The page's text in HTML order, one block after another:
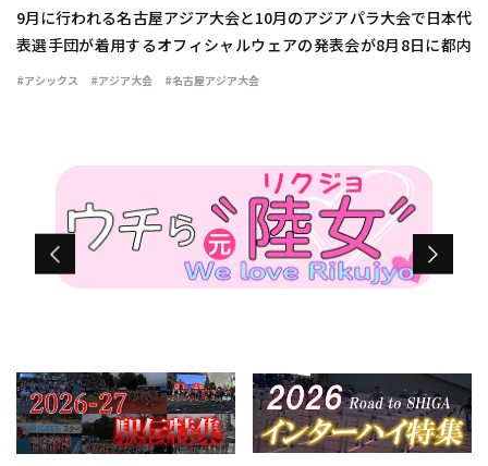
9月に行われる名古屋アジア大会と10月のアジアパラ大会で日本代
表選手団が着用するオフィシャルウェアの発表会が8月8日に都内
で行われた。 ウェアは情熱を燃え立つような赤い炎を示す「ファ
#アシックス #アジア大会 #名古屋アジア大会